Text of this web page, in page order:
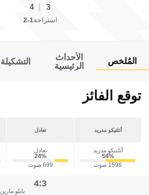
3
4
استراحة1-2
المُلخص
الأحداث
الرئيسية
التشكيلة
توقع الفائز
أتلتيكو مدريد تعادل
أتلتيكو مدريد
54‎%‎
1596 صوت
تعادل
24‎%‎
699 صوت
بابلو مارين
3:4